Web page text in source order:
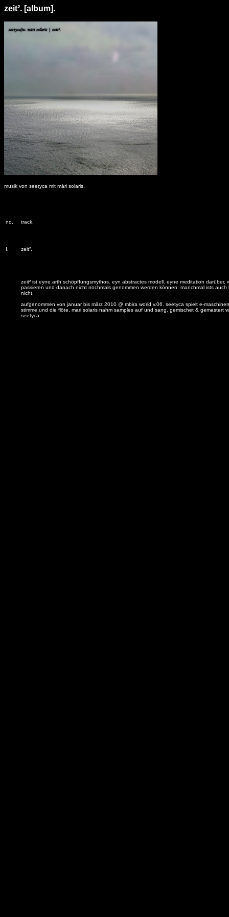
zeit². [album].
musik von seetyca mit mári solaris.
no. track.
I. zeit².
zeit² ist eyne arth schöpffungsmythos. eyn abstractes modell. eyne meditation darüber,
passieren und danach nicht nochmals genommen werden können. manchmal ists auch
nicht.
aufgenommen von januar bis märz 2010 @ mbira world v.06. seetyca spielt e-
stimme und die flöte. mari solaris nahm samples auf und sang. gemischet & gemastert
seetyca.